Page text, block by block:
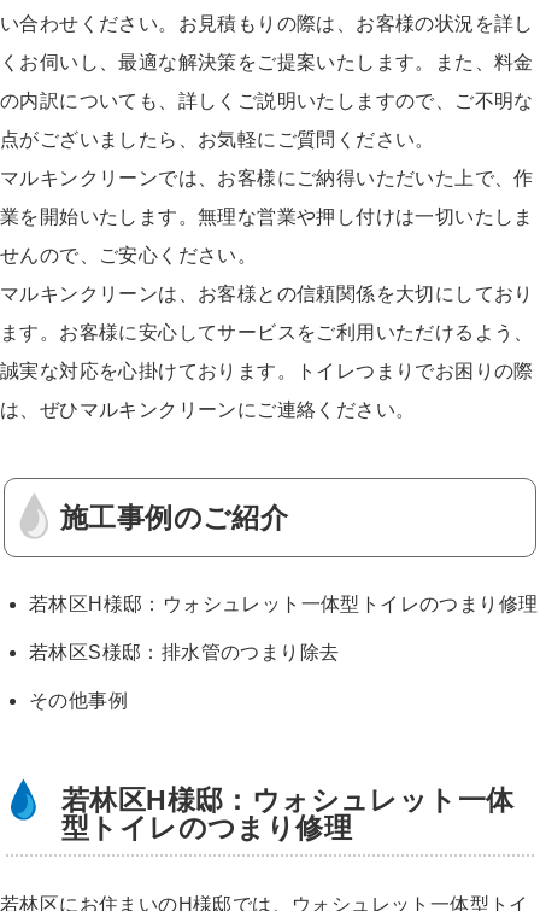
い合わせください。お見積もりの際は、お客様の状況を詳し
くお伺いし、最適な解決策をご提案いたします。また、料金
の内訳についても、詳しくご説明いたしますので、ご不明な
点がございましたら、お気軽にご質問ください。
マルキンクリーンでは、お客様にご納得いただいた上で、作
業を開始いたします。無理な営業や押し付けは一切いたしま
せんので、ご安心ください。
マルキンクリーンは、お客様との信頼関係を大切にしており
ます。お客様に安心してサービスをご利用いただけるよう、
誠実な対応を心掛けております。トイレつまりでお困りの際
は、ぜひマルキンクリーンにご連絡ください。
施工事例のご紹介
若林区H様邸：ウォシュレット一体型トイレのつまり修理
若林区S様邸：排水管のつまり除去
その他事例
若林区H様邸：ウォシュレット一体
型トイレのつまり修理
若林区にお住まいのH様邸では、ウォシュレット一体型トイ